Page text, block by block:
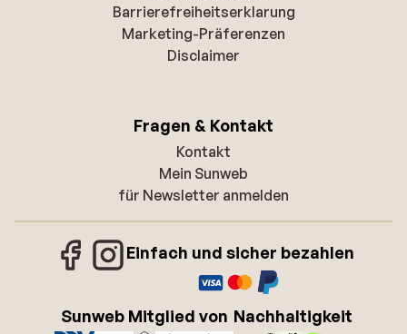
Barrierefreiheitserklarung
Marketing-Präferenzen
Disclaimer
Fragen & Kontakt
Kontakt
Mein Sunweb
für Newsletter anmelden
Einfach und sicher bezahlen
Sunweb Mitglied von Nachhaltigkeit